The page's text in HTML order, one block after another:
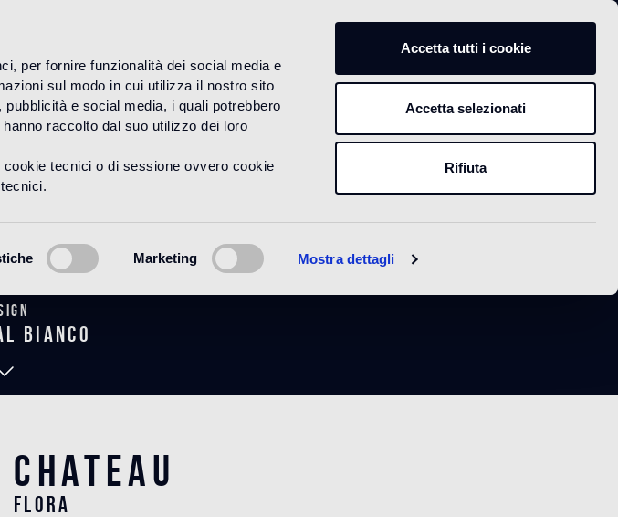
per fornire funzionalità dei social media e
sul modo in cui utilizza il nostro sito
e social media, i quali potrebbero
raccolto dal suo utilizzo dei loro
tecnici o di sessione ovvero cookie
Marketing Mostra dettagli
Accetta tutti i cookie
Accetta selezionati
Rifiuta
MOSAICO DÉCORS
bianco
Chateau
flora